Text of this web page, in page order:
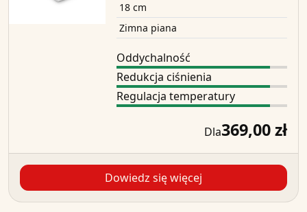
18 cm
Zimna piana
Oddychalność
Redukcja ciśnienia
Regulacja temperatury
Dla369,00 zł
Dowiedz się więcej